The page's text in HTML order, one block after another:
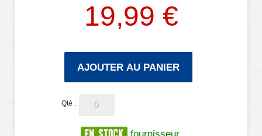
19,99 €
AJOUTER AU PANIER
Qté :